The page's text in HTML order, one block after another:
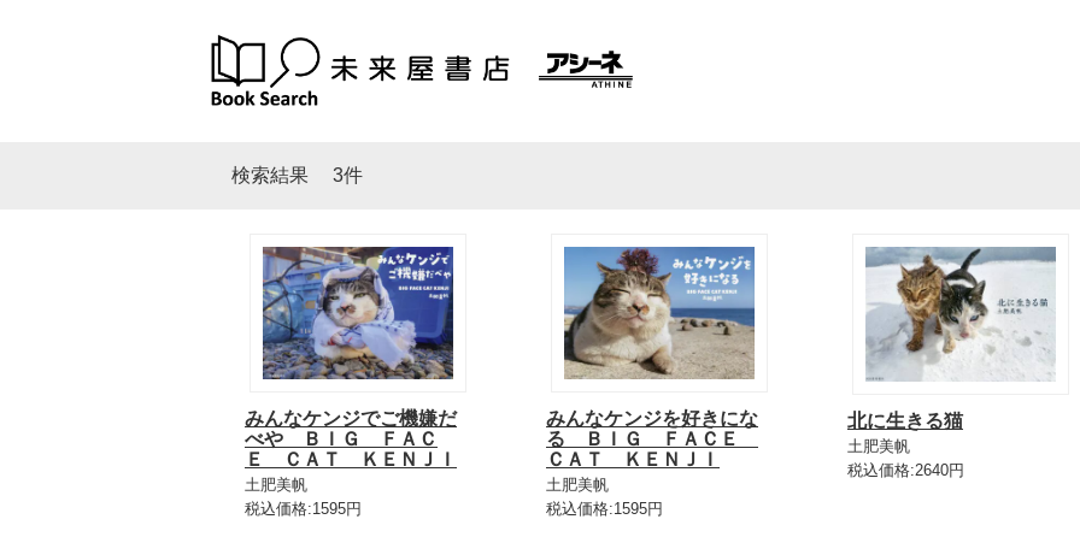
検索結果 3件
みんなケンジでご機嫌だ
べや ＢＩＧ ＦＡＣ
Ｅ ＣＡＴ ＫＥＮＪＩ
土肥美帆
税込価格:1595円
みんなケンジを好きにな
る ＢＩＧ ＦＡＣＥ
ＣＡＴ ＫＥＮＪＩ
土肥美帆
税込価格:1595円
北に生きる猫
土肥美帆
税込価格:2640円